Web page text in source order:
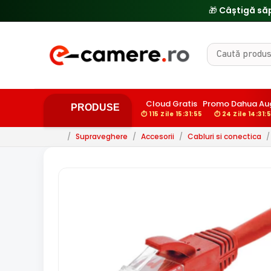
PRODUSE Cloud Gratis
⏱ 115 Zile 15:31:54
Promo Dahua
⏱ 24 Zile
/ Supraveghere / Accesorii / Cabluri si conectica /